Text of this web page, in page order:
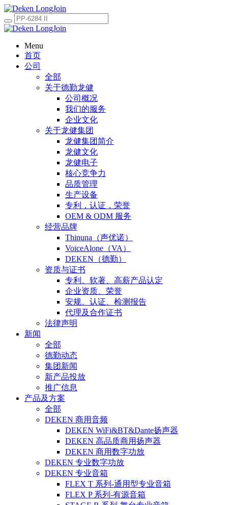
Menu
首页
公司
全部
关于德勤龙健
公司概况
我们的服务
企业文化
关于龙健集团
龙健集团简介
龙健文化
龙健电子
核心竞争力
品质管理
生产设备
专利，认证，荣誉
OEM & ODM 服务
经营品牌
Thinuna（声优诺）
VoiceAlone（VA）
DEKEN（德勤）
资质与证书
专利、软著、高薪产品认定
企业资质、荣誉
安规、认证、检测报告
代理及合作证书
法律声明
新闻
全部
德勤动态
集团新闻
新产品投放
推广信息
产品及方案
全部
DEKEN 商用音频
DEKEN WiFi&BT&Dante扬声器
DEKEN 高品质商用扬声器
DEKEN 商用数字功放
DEKEN 专业数字功放
DEKEN 专业音箱
FLEX T 系列-通用型专业音箱
FLEX P 系列-有源音箱